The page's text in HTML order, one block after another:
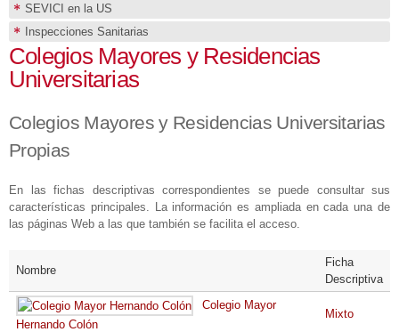
SEVICI en la US
Inspecciones Sanitarias
Colegios Mayores y Residencias
Universitarias
Colegios Mayores y Residencias Universitarias
Propias
En las fichas descriptivas correspondientes se puede consultar sus
características principales. La información es ampliada en cada una de
las páginas Web a las que también se facilita el acceso.
Nombre
Ficha
Descriptiva
Colegio Mayor
Hernando Colón
Mixto